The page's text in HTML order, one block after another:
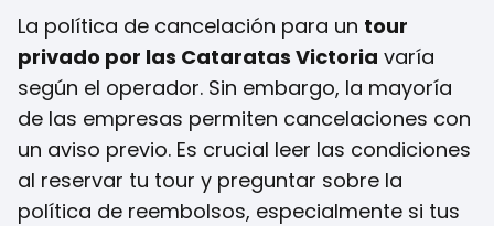
La política de cancelación para un tour
privado por las Cataratas Victoria varía
según el operador. Sin embargo, la mayoría
de las empresas permiten cancelaciones con
un aviso previo. Es crucial leer las condiciones
al reservar tu tour y preguntar sobre la
política de reembolsos, especialmente si tus